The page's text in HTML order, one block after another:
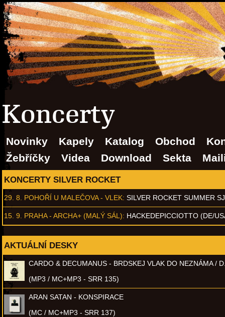
Koncerty
Novinky Kapely Katalog Obchod
Žebříčky
Videa Download Sekta
KONCERTY SILVER ROCKET
29. 8. POHOŘÍ U MALEČOVA - VLEK: SILVER ROCKET SUMMER
15. 9. PRAHA - ARCHA+ (MALÝ SÁL): HACKEDEPICCIOTTO (DE/
AKTUÁLNÍ DESKY
CARDO & DECUMANUS - BRDSKEJ VLAK DO NEZNÁMA /
(MP3 / MC+MP3 - SRR 135)
ARAN SATAN - KONSPIRACE
(MC / MC+MP3 - SRR 137)